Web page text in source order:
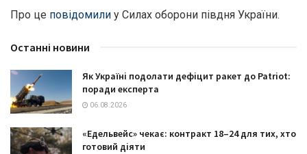
Про це повідомили у Силaх оборони півдня Укрaїни.
Останні новини
Як Україні подолати дефіцит ракет до Patriot:
поради експерта
06.08.2026
«Едельвейс» чекає: контракт 18–24 для тих, хто
готовий діяти